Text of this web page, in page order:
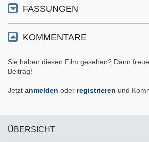
FASSUNGEN
KOMMENTARE
Sie haben diesen Film gesehen? Dann
Beitrag!
Jetzt anmelden oder registrieren und
ÜBERSICHT